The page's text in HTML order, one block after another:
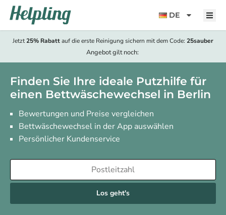
springen
DE
Jetzt25% Rabattauf die erste Reinigung sichern mit dem Code: 25sauber
Angebot gilt noch:
Finden Sie Ihre ideale Putzhilfe für
einen Bettwäschewechsel in Berlin
Bewertungen und Preise vergleichen
Bettwäschewechsel in der App auswählen
Persönlicher Kundenservice
Los geht's